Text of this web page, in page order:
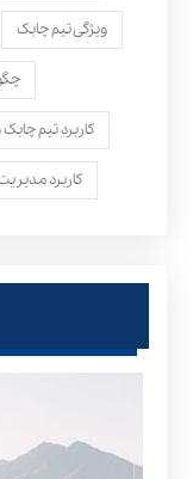
ویژگی تیم چابک
کاربرد تیم
کاربرد